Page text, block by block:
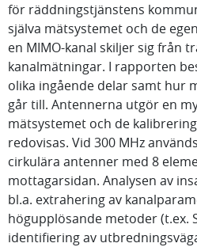
för räddningstjänstens
själva mätsystemet och de
en MIMO-kanal skiljer sig från
kanalmätningar. I rapporten
olika ingående delar samt hur
går till. Antennerna utgör en
mätsystemet och de
redovisas. Vid 300 MHz
cirkulära antenner med 8
mottagarsidan. Analysen av
bl.a. extrahering av
högupplösande metoder (t.ex.
identifiering av